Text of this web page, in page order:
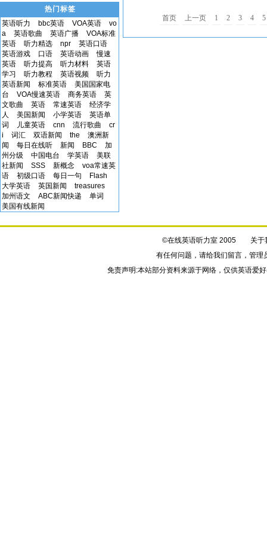
首页 上一页 1 2 3 4 5
热门标签
英语听力
bbc英语 VOA英语
vo
a
英语歌曲 英语广播
VOA标准
英语
听力精选 npr
英语口语
英语游戏
口语 英语动画
慢速
英语
听力提高 听力材料
英语
学习
听力教程 英语视频
听力
英语新闻
标准英语
美国国家电
台
VOA慢速英语 商务英语
英
文歌曲
英语 常速英语
经济学
人
美国新闻 小学英语
英语单
词
儿童英语 cnn 流行歌曲
cr
i
词汇 双语新闻 the
澳洲新
闻
每日在线听 新闻 BBC
加
州分级
中国电台 学英语
美联
社新闻
SSS 新概念
voa常速英
语
初级口语 每日一句
Flash
大学英语
英国新闻
treasures
加州语文
ABC新闻快递
单词
美国有线新闻
©在线英语听力室 2005 关于
有任何问题，请给我们留言，管理
免责声明:本站部分资料来源于网络，仅供英语爱